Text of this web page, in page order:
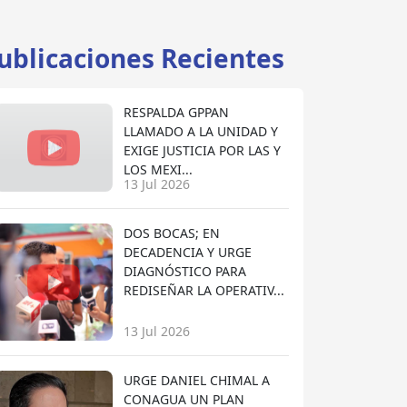
Recientes
RESPALDA GPPAN
LLAMADO A LA UNIDAD Y
EXIGE JUSTICIA POR LAS Y
LOS MEXI...
13 Jul 2026
DOS BOCAS; EN
DECADENCIA Y URGE
DIAGNÓSTICO PARA
REDISEÑAR LA OPERATIV...
13 Jul 2026
URGE DANIEL CHIMAL A
CONAGUA UN PLAN